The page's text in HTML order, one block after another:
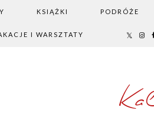
KSIĄŻKI PODRÓŻE
I WARSZTATY